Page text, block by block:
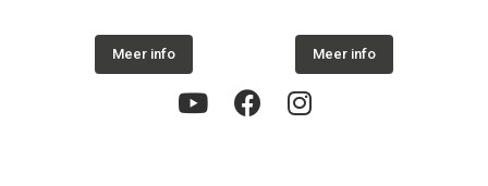
Meer info Meer info